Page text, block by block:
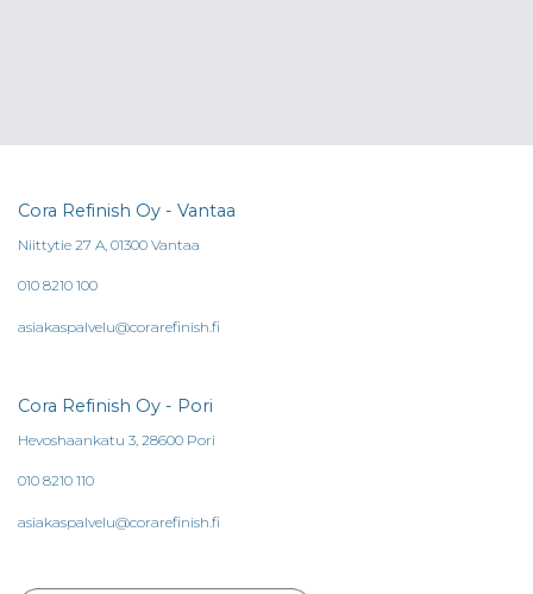
Cora Refinish Oy - Vantaa
Niittytie 27 A, 01300 Vantaa
010 8210 100
asiakaspalvelu@corarefinish.fi
Cora Refinish Oy - Pori
Hevoshaankatu 3, 28600 Pori
010 8210 110
asiakaspalvelu@corarefinish.fi